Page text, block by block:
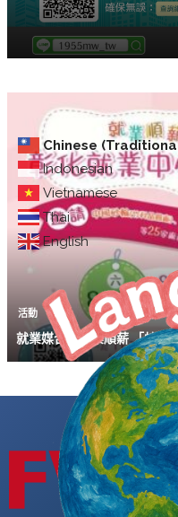
Chinese
Indonesian
Vietnamese
Thai
English
活動
就業媒合｜就業順薪 「蛇」